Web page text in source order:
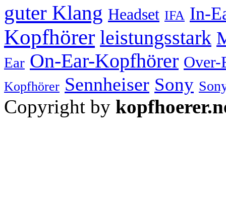
guter Klang Headset IFA In-
Kopfhörer leistungsstark
Ear On-Ear-Kopfhörer Over-
Kopfhörer Sennheiser Sony
Copyright by